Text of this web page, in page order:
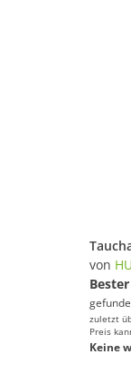
von
zuletzt
Preis
Keine